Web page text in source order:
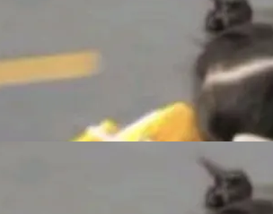
频格式将被拒绝 修复了 C
存在的问题 如果表单中
子树中，则它们将不再关
未正式发版的 PG 19，则
从 PG 18 Beta1 时间点
同样交由 AI 分析提炼。
令人满意。这一方法也为
跟踪新版本的思路。
常工作、家务、社交生活
" 这是 libexpat 维护者 S
博客里的话。8 月 4 日，
从 2026 年 8 月 1 日起，
了，最长 6 个月。发
布，具体更新内容如
包含多项增强功能：